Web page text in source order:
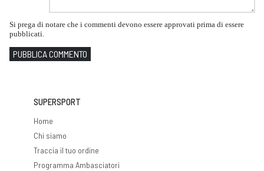
Si prega di notare che i commenti devono essere approvati prima di essere
pubblicati.
PUBBLICA COMMENTO
SUPERSPORT
Home
Chi siamo
Traccia il tuo ordine
Programma Ambasciatori